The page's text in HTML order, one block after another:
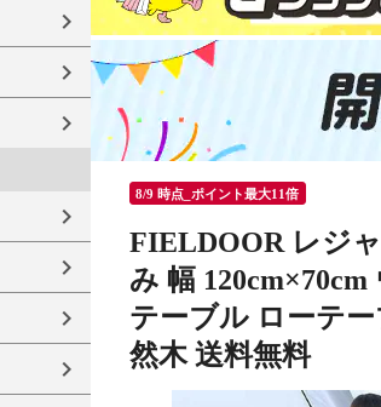
8/9 時点_ポイント最大11倍
FIELDOOR レジ
み 幅
テーブル ローテ
然木 送料無料